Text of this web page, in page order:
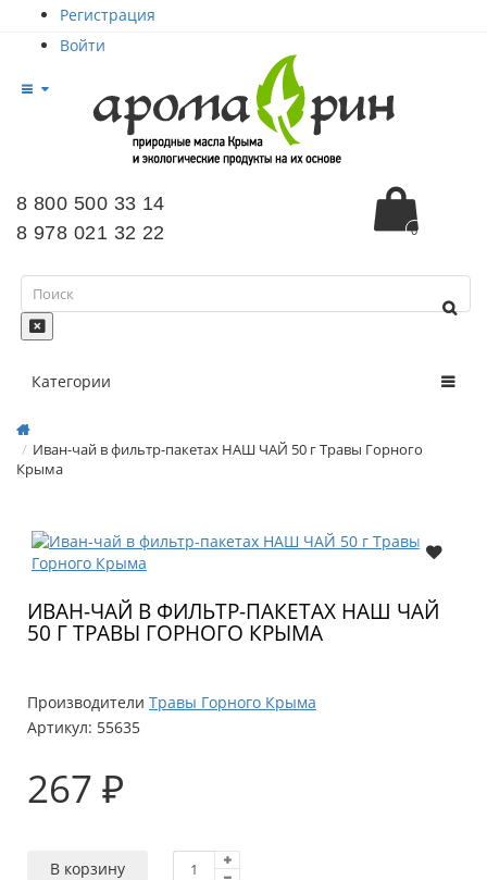
Регистрация
Войти
8 800 500 33 14
8 978 021 32 22
0
Категории
Иван-чай в фильтр-пакетах НАШ ЧАЙ 50 г Травы Горного
Крыма
ИВАН-ЧАЙ В ФИЛЬТР-ПАКЕТАХ НАШ ЧАЙ
50 Г ТРАВЫ ГОРНОГО КРЫМА
Производители Травы Горного Крыма
Артикул: 55635
267 ₽
В корзину